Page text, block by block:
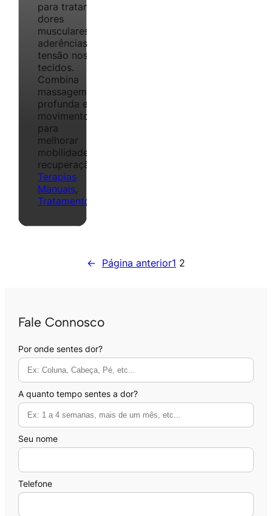
para tratar
dores
musculares,
aderências e
tensão nos
tecidos.
Combina
massagem
profunda e
movimento
para
melhorar
mobilidade e
recuperação.
Terapias
Manuais
Tratamentos
← Página anterior1 2
Fale Connosco
Por onde sentes dor?
A quanto tempo sentes a dor?
Seu nome
Telefone